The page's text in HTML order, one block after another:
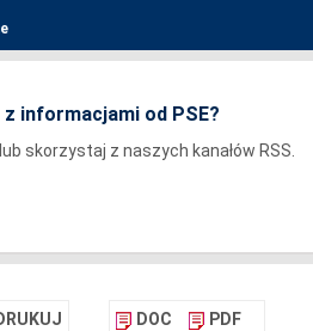
informacjami od PSE?
skorzystaj z naszych kanałów RSS.
DOC PDF